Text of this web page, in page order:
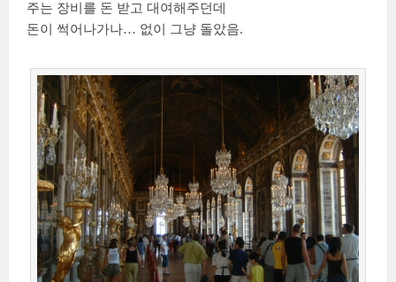
주는 장비를 돈 받고 대여해주던데
돈이 썩어나가나… 없이 그냥 돌았음.